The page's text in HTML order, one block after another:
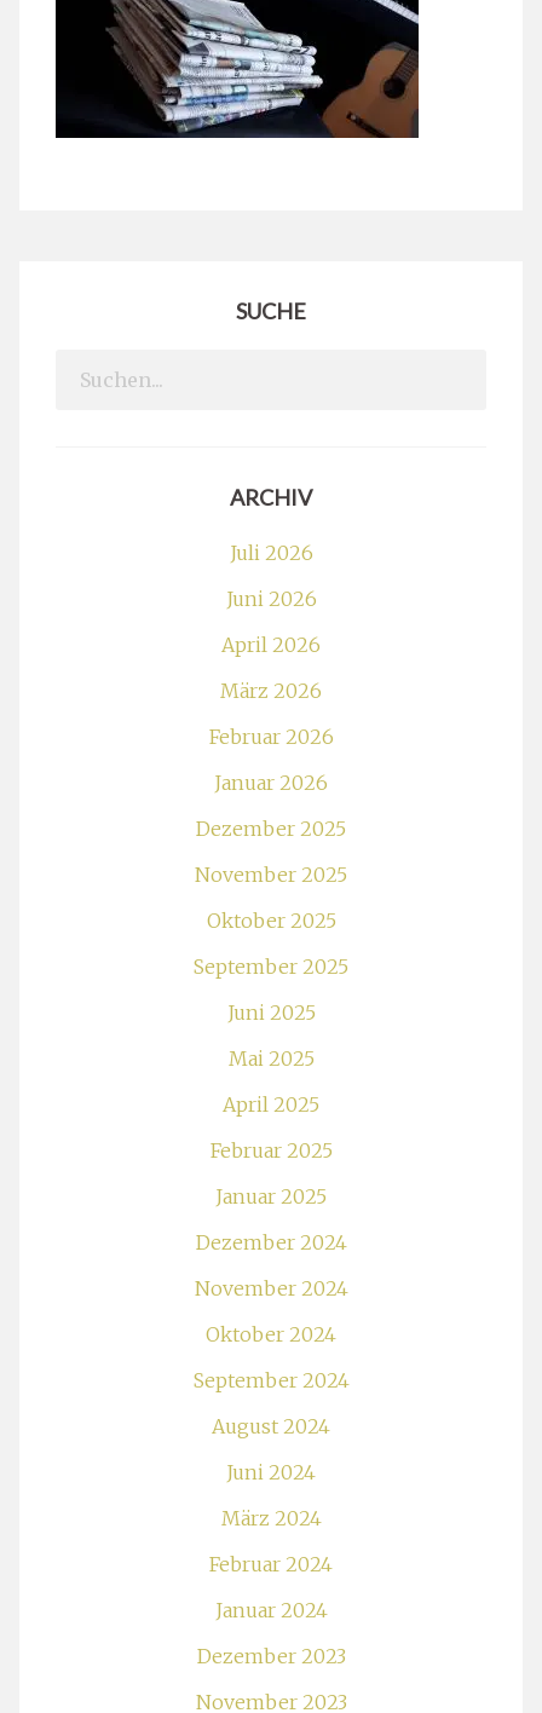
SUCHE
Search
ARCHIV
Juli 2026
Juni 2026
April 2026
März 2026
Februar 2026
Januar 2026
Dezember 2025
November 2025
Oktober 2025
September 2025
Juni 2025
Mai 2025
April 2025
Februar 2025
Januar 2025
Dezember 2024
November 2024
Oktober 2024
September 2024
August 2024
Juni 2024
März 2024
Februar 2024
Januar 2024
Dezember 2023
November 2023